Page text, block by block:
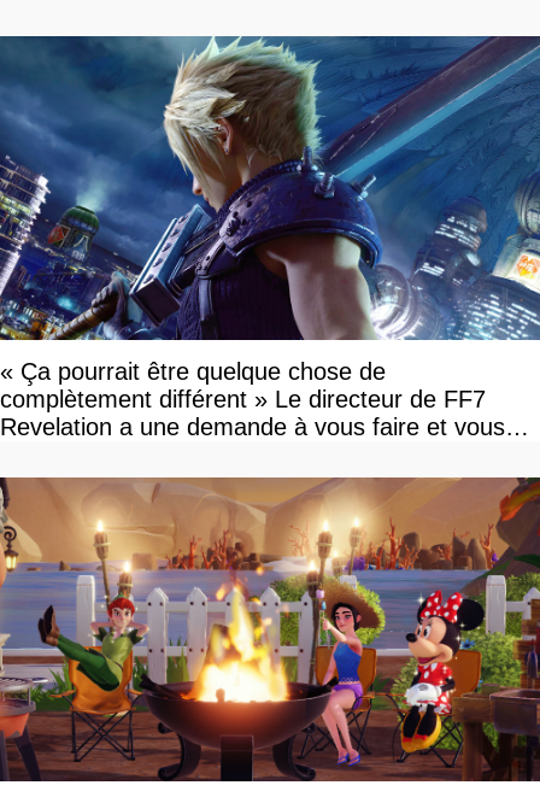
« Ça pourrait être quelque chose de
complètement différent » Le directeur de FF7
Revelation a une demande à vous faire et vous